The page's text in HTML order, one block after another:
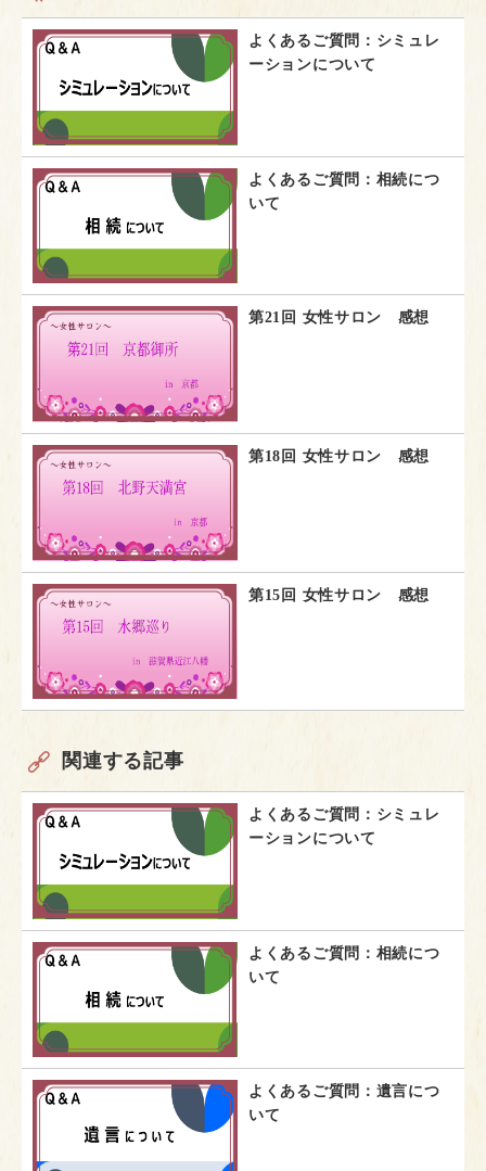
よくあるご質問：シミュレ
ーションについて
よくあるご質問：相続につ
いて
第21回 女性サロン 感想
第18回 女性サロン 感想
第15回 女性サロン 感想
関連する記事
よくあるご質問：シミュレ
ーションについて
よくあるご質問：相続につ
いて
よくあるご質問：遺言につ
いて